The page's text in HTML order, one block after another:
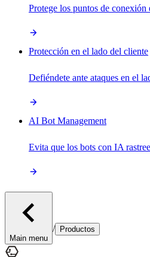
Protege los puntos de conexión
Protección en el lado del cliente
Defiéndete ante ataques en el
AI Bot Management
Evita que los bots con IA
Main menu
/ Productos